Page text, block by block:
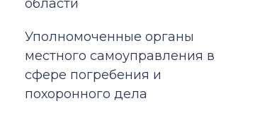
области
Уполномоченные органы
местного самоуправления в
сфере погребения и
похоронного дела